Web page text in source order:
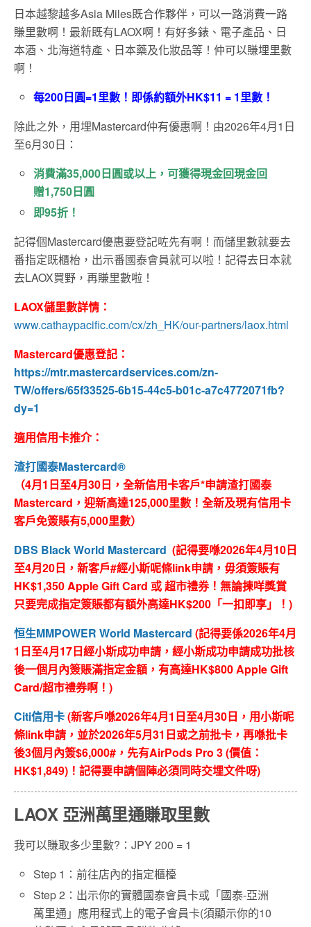
日本越黎越多Asia Miles既合作夥伴，可以一路消費一路
賺里數啊！最新既有LAOX啊！有好多錶、電子產品、日
本酒、北海道特產、日本藥及化妝品等！仲可以賺埋里數
啊！
每200日圓=1里數！即係約額外HK$11 = 1里數！
除此之外，用埋Mastercard仲有優惠啊！由2026年4月1日
至6月30日：
消費滿35,000日圓或以上，可獲得現金回現金回
贈1,750日圓
即95折！
記得個Mastercard優惠要登記咗先有啊！而儲里數就要去
番指定既櫃枱，出示番國泰會員就可以啦！記得去日本就
去LAOX買野，再賺里數啦！
LAOX儲里數詳情：
www.cathaypacific.com/cx/zh_HK/our-partners/laox.html
Mastercard優惠登記：
https://mtr.mastercardservices.com/zn-
TW/offers/65f33525-6b15-44c5-b01c-a7c4772071fb?
dy=1
適用信用卡推介：
渣打國泰Mastercard®
（4月1日至4月30日，全新信用卡客戶*申請渣打國泰
Mastercard，迎新高達125,000里數！全新及現有信用卡
客戶免簽賬有5,000里數）
DBS Black World Mastercard (記得要喺2026年4月10日
至4月20日，新客戶#經小斯呢條link申請，毋須簽賬有
HK$1,350 Apple Gift Card 或 超市禮券！無論揀咩獎賞
只要完成指定簽賬都有額外高達HK$200「一扣即享」！)
恒生MMPOWER World Mastercard (記得要係2026年4月
1日至4月17日經小斯成功申請，經小斯成功申請成功批核
後一個月內簽賬滿指定金額，有高達HK$800 Apple Gift
Card/超市禮券啊！)
Citi信用卡(新客戶喺2026年4月1日至4月30日，用小斯呢
條link申請，並於2026年5月31日或之前批卡，再喺批卡
後3個月內簽$6,000#，先有AirPods Pro 3 (價值：
HK$1,849)！記得要申請個陣必須同時交埋文件呀)
LAOX 亞洲萬里通賺取里數
我可以賺取多少里數?： JPY 200 = 1
Step 1：前往店內的指定櫃檯
Step 2：出示你的實體國泰會員卡或「國泰-亞洲
萬里通」應用程式上的電子會員卡(須顯示你的10